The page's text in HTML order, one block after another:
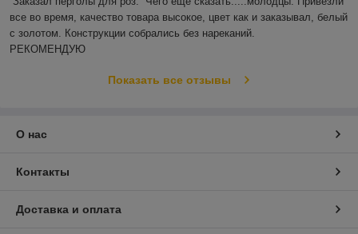
все во время, качество товара высокое, цвет как и заказывал, белый
с золотом. Конструкции собрались без нареканий.
РЕКОМЕНДУЮ
Показать все отзывы
О нас
Контакты
Доставка и оплата